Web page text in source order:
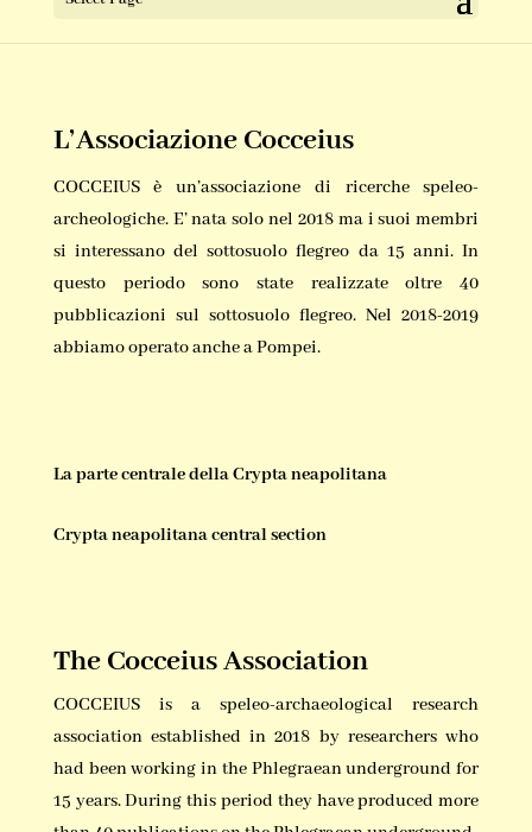
L’Associazione Cocceius
COCCEIUS è un’associazione di ricerche speleo-
archeologiche. E’ nata solo nel 2018 ma i suoi membri
si interessano del sottosuolo flegreo da 15 anni. In
questo periodo sono state realizzate oltre 40
pubblicazioni sul sottosuolo flegreo. Nel 2018-2019
abbiamo operato anche a Pompei.
La parte centrale della Crypta neapolitana
Crypta neapolitana central section
The Cocceius Association
COCCEIUS is a speleo-archaeological research
association established in 2018 by researchers who
had been working in the Phlegraean underground for
15 years. During this period they have produced more